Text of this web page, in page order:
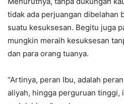
tidak ada perjuangan dibelahan
suatu kesuksesan. Begitu juga
mungkin meraih kesuksesan
dan para orang tuanya.
“Artinya, peran Ibu, adalah
aliyah, hingga perguruan tinggi,